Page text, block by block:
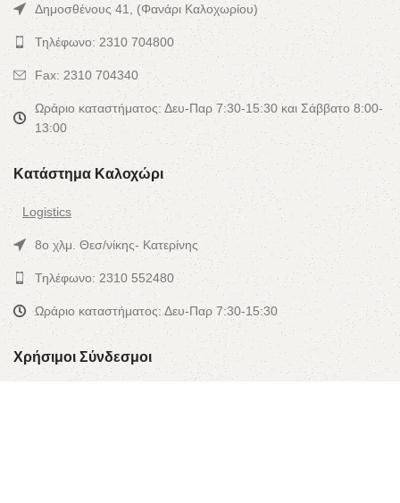
Δημοσθένους 41, (Φανάρι Καλοχωρίου)
Τηλέφωνο: 2310 704800
Fax: 2310 704340
Ωράριο καταστήματος: Δευ-Παρ 7:30-15:30 και Σάββατο 8:00-
13:00
Κατάστημα Καλοχώρι
Logistics
8ο χλμ. Θεσ/νίκης- Κατερίνης
Τηλέφωνο: 2310 552480
Ωράριο καταστήματος: Δευ-Παρ 7:30-15:30
Χρήσιμοι Σύνδεσμοι